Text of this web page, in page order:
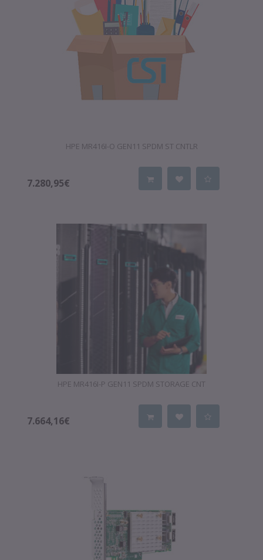
HPE MR416I-O GEN11 SPDM ST CNTLR
7.280,95€
HPE MR416I-P GEN11 SPDM STORAGE CNT
7.664,16€